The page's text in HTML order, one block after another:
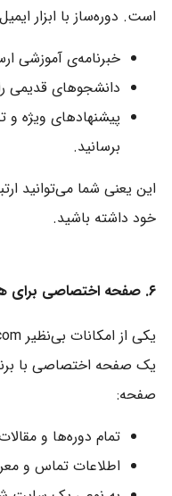
است. دوره‌ساز با ابزار
خبرنامه‌ی آموزشی
دانشجوهای قدیمی
پیشنهادهای ویژه
برسانید.
این یعنی شما می‌توانید
خود داشته باشید.
۶. صفحه اختصاصی برای هر مدرس
یک صفحه اختصاصی با
صفحه:
تمام دوره‌ها و
اطلاعات تماس و